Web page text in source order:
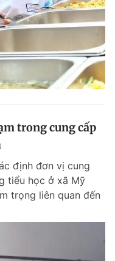
trong cung cấp
định đơn vị cung
tiểu học ở xã Mỹ
trọng liên quan đến